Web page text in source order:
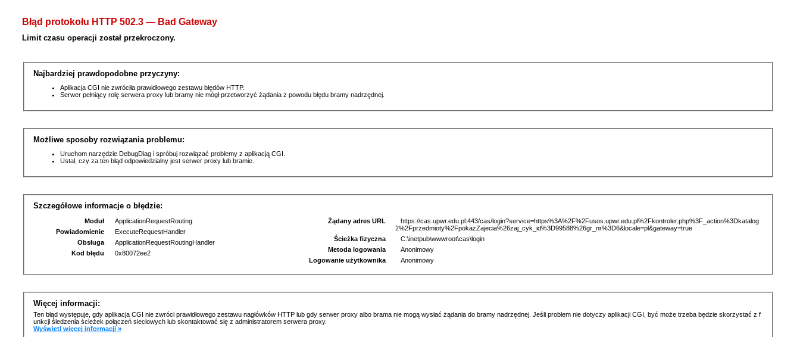
Błąd protokołu HTTP 502.3 — Bad Gateway
Limit czasu operacji został przekroczony.
Najbardziej prawdopodobne przyczyny:
Aplikacja CGI nie zwróciła prawidłowego zestawu błędów HTTP.
Serwer pełniący rolę serwera proxy lub bramy nie mógł przetworzyć żądania z powodu błędu bramy nadrzędnej.
Możliwe sposoby rozwiązania problemu:
Uruchom narzędzie DebugDiag i spróbuj rozwiązać problemy z aplikacją CGI.
Ustal, czy za ten błąd odpowiedzialny jest serwer proxy lub bramie.
Szczegółowe informacje o błędzie:
Moduł
ApplicationRequestRouting
Powiadomienie
ExecuteRequestHandler
Obsługa
ApplicationRequestRoutingHandler
Kod błędu
0x80072ee2
Żądany adres URL
https://cas.upwr.edu.pl:443/cas/login?service=https%3A%2F%2Fusos.upwr.edu.pl%2Fkontroler.php%3F_action%3Dkatalog
2%2Fprzedmioty%2FpokazZajecia%26zaj_cyk_id%3D99588%26gr_nr%3D6&locale=pl&gateway=true
Ścieżka fizyczna
C:\inetpub\wwwroot\cas\login
Metoda logowania
Anonimowy
Logowanie użytkownika
Anonimowy
Więcej informacji:
Ten błąd występuje, gdy aplikacja CGI nie zwróci prawidłowego zestawu nagłówków HTTP lub gdy serwer proxy albo brama nie mogą wysłać żądania do bramy nadrzędnej. Jeśli problem nie dotyczy aplikacji CGI, być może trzeba będzie skorzystać z f
unkcji śledzenia ścieżek połączeń sieciowych lub skontaktować się z administratorem serwera proxy.
Wyświetl więcej informacji »